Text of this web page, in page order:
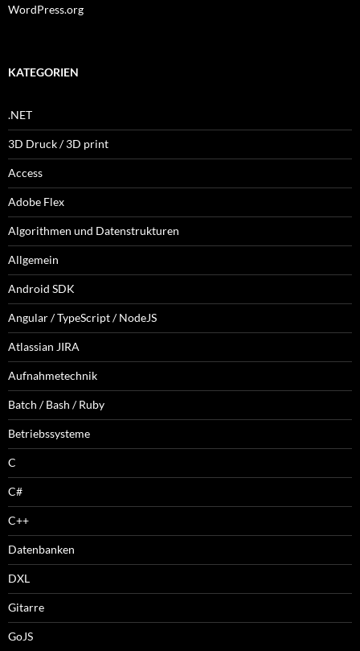
WordPress.org
KATEGORIEN
.NET
3D Druck / 3D print
Access
Adobe Flex
Algorithmen und Datenstrukturen
Allgemein
Android SDK
Angular / TypeScript / NodeJS
Atlassian JIRA
Aufnahmetechnik
Batch / Bash / Ruby
Betriebssysteme
C
C#
C++
Datenbanken
DXL
Gitarre
GoJS